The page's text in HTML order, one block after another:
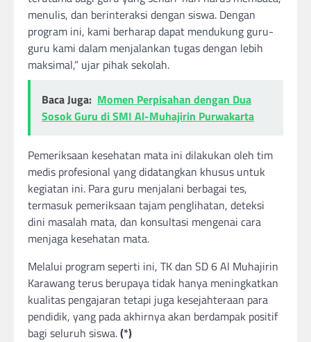
menulis, dan berinteraksi dengan siswa. Dengan
program ini, kami berharap dapat mendukung guru-
guru kami dalam menjalankan tugas dengan lebih
maksimal,” ujar pihak sekolah.
Baca Juga: Momen Perpisahan dengan Dua
Sosok Guru di SMI Al-Muhajirin Purwakarta
Pemeriksaan kesehatan mata ini dilakukan oleh tim
medis profesional yang didatangkan khusus untuk
kegiatan ini. Para guru menjalani berbagai tes,
termasuk pemeriksaan tajam penglihatan, deteksi
dini masalah mata, dan konsultasi mengenai cara
menjaga kesehatan mata.
Melalui program seperti ini, TK dan SD 6 Al Muhajirin
Karawang terus berupaya tidak hanya meningkatkan
kualitas pengajaran tetapi juga kesejahteraan para
pendidik, yang pada akhirnya akan berdampak positif
bagi seluruh siswa.(*)